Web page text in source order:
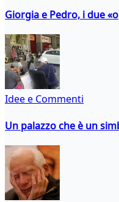
Giorgia e Pedro, i due
Idee e Commenti
Un palazzo che è un